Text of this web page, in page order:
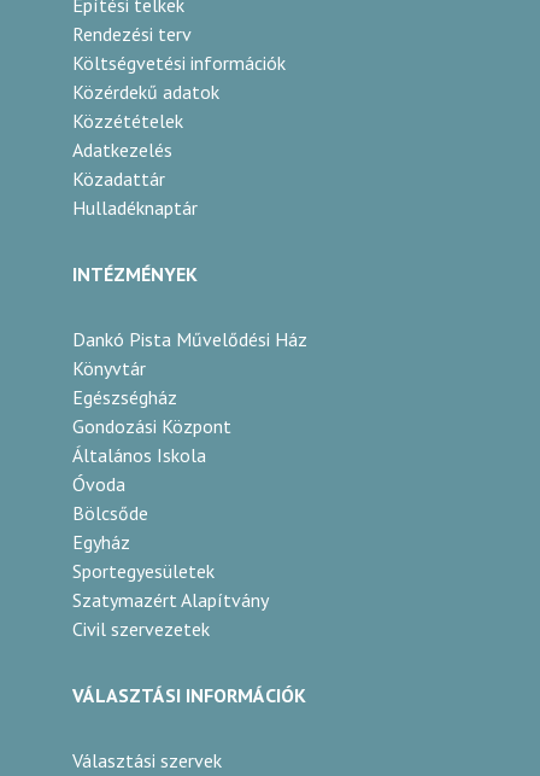
Építési telkek
Rendezési terv
Költségvetési információk
Közérdekű adatok
Közzétételek
Adatkezelés
Közadattár
Hulladéknaptár
INTÉZMÉNYEK
Dankó Pista Művelődési Ház
Könyvtár
Egészségház
Gondozási Központ
Általános Iskola
Óvoda
Bölcsőde
Egyház
Sportegyesületek
Szatymazért Alapítvány
Civil szervezetek
VÁLASZTÁSI INFORMÁCIÓK
Választási szervek